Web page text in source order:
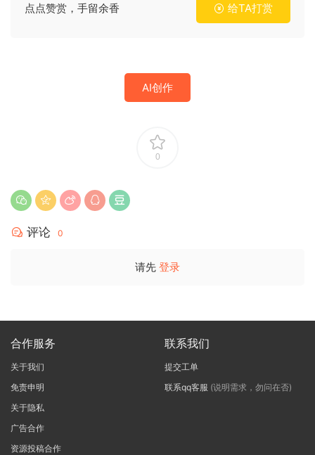
点点赞赏，手留余香 给TA打赏
AI创作
0
评论 0
请先 登录
合作服务
关于我们
免责申明
关于隐私
广告合作
资源投稿合作
联系我们
提交工单
联系qq客服 (说明需求，勿问在否)